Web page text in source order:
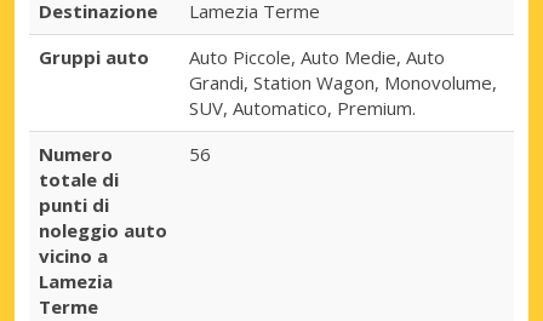
Destinazione
Lamezia Terme
Gruppi auto
Auto Piccole, Auto Medie, Auto
Grandi, Station Wagon, Monovolume,
SUV, Automatico, Premium.
Numero
totale di
punti di
noleggio auto
vicino a
Lamezia
Terme
56